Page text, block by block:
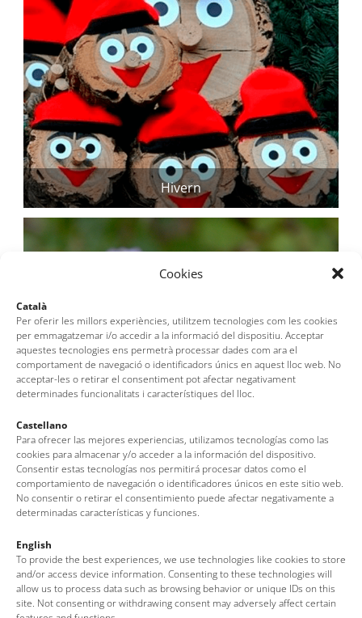
Cookies
Català
Per oferir les millors experiències, utilitzem tecnologies com les cookies
per emmagatzemar i/o accedir a la informació del dispositiu. Acceptar
aquestes tecnologies ens permetrà processar dades com ara el
comportament de navegació o identificadors únics en aquest lloc web. No
acceptar-les o retirar el consentiment pot afectar negativament
determinades funcionalitats i característiques del lloc.
Castellano
Para ofrecer las mejores experiencias, utilizamos tecnologías como las
cookies para almacenar y/o acceder a la información del dispositivo.
Consentir estas tecnologías nos permitirá procesar datos como el
comportamiento de navegación o identificadores únicos en este sitio web.
No consentir o retirar el consentimiento puede afectar negativamente a
determinadas características y funciones.
English
To provide the best experiences, we use technologies like cookies to store
and/or access device information. Consenting to these technologies will
allow us to process data such as browsing behavior or unique IDs on this
site. Not consenting or withdrawing consent may adversely affect certain
Hivern
Primavera